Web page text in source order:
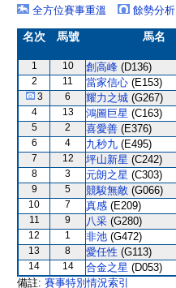
全方位賽事重溫
餘勢分析
名次 馬號 馬名
1 10 創高峰 (D136)
2 11 當家信心 (E153)
3 6 耀力之城 (G267)
4 13 鴻圖巨星 (C163)
5 2 喜愛善 (E376)
6 4 九秒九 (E495)
7 12 坪山新星 (C242)
8 3 元朗之星 (C303)
9 5 競駿無敵 (G066)
10 7 真感 (E209)
11 9 八采 (G280)
12 1 非池 (G472)
13 8 愛任性 (G113)
14 14 合金之星 (D053)
備註: 賽事特別情況索引